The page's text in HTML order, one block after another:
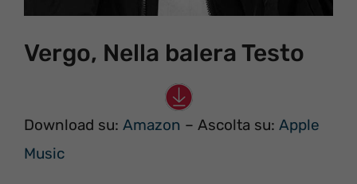
Vergo, Nella balera Testo
Download su: Amazon – Ascolta su: Apple
Music